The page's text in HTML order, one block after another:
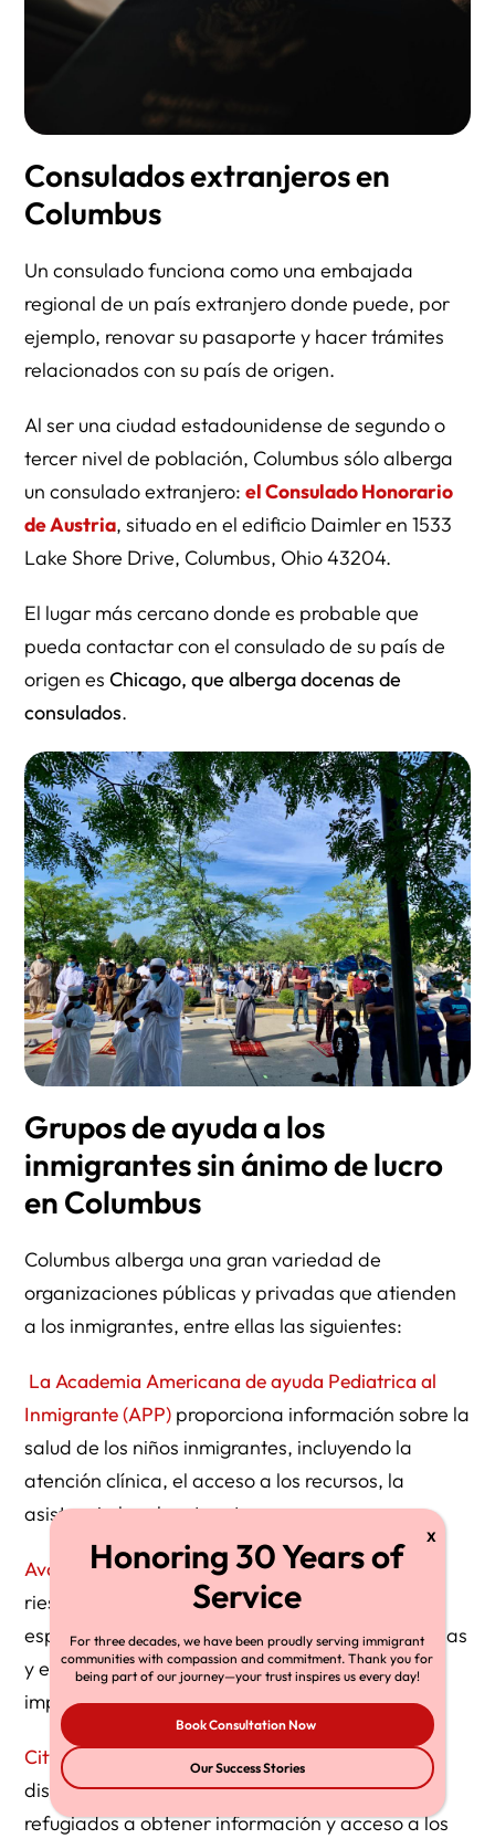
Consulados extranjeros en
Columbus
Un consulado funciona como una embajada
regional de un país extranjero donde puede, por
ejemplo, renovar su pasaporte y hacer trámites
relacionados con su país de origen.
Al ser una ciudad estadounidense de segundo o
tercer nivel de población, Columbus sólo alberga
un consulado extranjero:el Consulado Honorario
de Austria, situado en el edificio Daimler en 1533
Lake Shore Drive, Columbus, Ohio 43204.
El lugar más cercano donde es probable que
pueda contactar con el consulado de su país de
origen esChicago, que alberga docenas de
consulados.
Grupos de ayuda a los
inmigrantes sin ánimo de lucro
en Columbus
Columbus alberga una gran variedad de
organizaciones públicas y privadas que atienden
a los inmigrantes, entre ellas las siguientes:
La Academia Americana de ayuda Pediatrica al
Inmigrante (APP) proporciona información sobre la
salud de los niños inmigrantes, incluyendo la
atención clínica, el acceso a los recursos, la
asistencia legal, entre otros apoyos.
Avanza Togetherayuda a los inmigrantes en
riesgo de expulsión/deportación, poniendo
especial énfasis en mantener a las familias unidas
y en proporcionar información comunitaria
importante a los inmigrantes.
City of Columbus New American Initiativeestá
diseñada para ayudar a los inmigrantes y
refugiados a obtener información y acceso a los
For three decades, we have been proudly serving immigrant
communities with compassion and commitment. Thank you for
being part of our journey—your trust inspires us every day!
Book Consultation Now
Our Success Stories